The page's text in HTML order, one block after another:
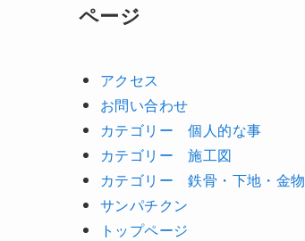
ページ
アクセス
お問い合わせ
カテゴリー 個人的な事
カテゴリー 施工図
カテゴリー 鉄骨・下地・金物
サンパチクン
トップページ